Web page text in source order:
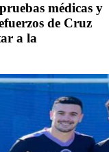
médicas y
de Cruz
a la